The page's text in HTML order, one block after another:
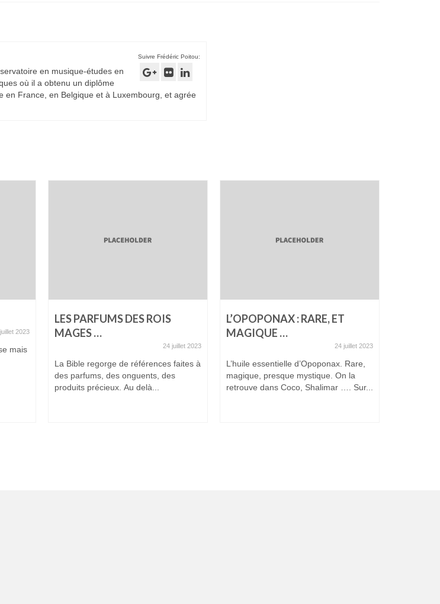
Suivre Frédéric Poitou:
en musique-études en
où il a obtenu un diplôme
en France, en Belgique et à Luxembourg, et agrée
2023
mais
LES PARFUMS DES ROIS
MAGES …
24 juillet 2023
La Bible regorge de références faites à
des parfums, des onguents, des
produits précieux. Au delà...
L’OPOPONAX : RARE, ET
MAGIQUE …
24 juillet 2023
L’huile essentielle d’Opoponax. Rare,
magique, presque mystique. On la
retrouve dans Coco, Shalimar …. Sur...